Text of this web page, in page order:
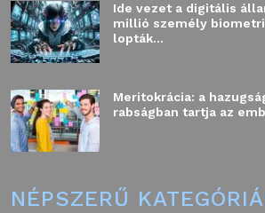
Ide vezet a digitális
millió személy
lopták...
Meritokrácia: a
rabságban tartja az
NÉPSZERŰ